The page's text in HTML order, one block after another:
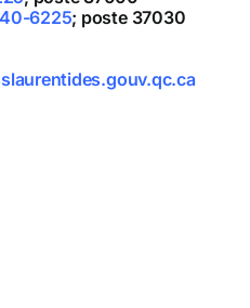
6225; poste 37030